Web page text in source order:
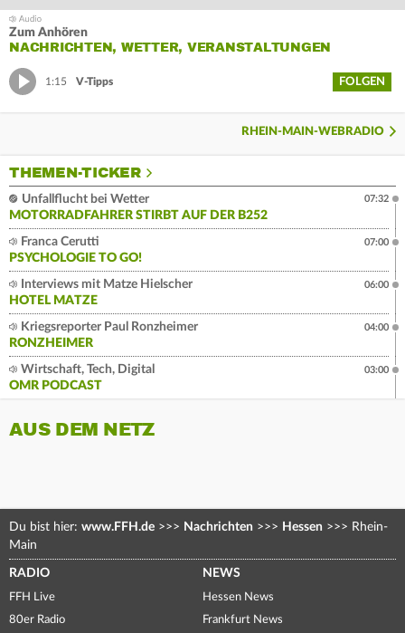
Zum Anhören
NACHRICHTEN, WETTER, VERANSTALTUNGEN
1:15 V-Tipps FOLGEN
RHEIN-MAIN-WEBRADIO
THEMEN-TICKER
Unfallflucht bei Wetter
MOTORRADFAHRER STIRBT AUF DER B252
07:32
Franca Cerutti
PSYCHOLOGIE TO GO!
07:00
Interviews mit Matze Hielscher
HOTEL MATZE
06:00
Kriegsreporter Paul Ronzheimer
RONZHEIMER
04:00
Wirtschaft, Tech, Digital
OMR PODCAST
03:00
AUS DEM NETZ
Du bist hier: www.FFH.de >>> Nachrichten >>> Hessen >>> Rhein-
Main
RADIO
FFH Live
80er Radio
NEWS
Hessen News
Frankfurt News